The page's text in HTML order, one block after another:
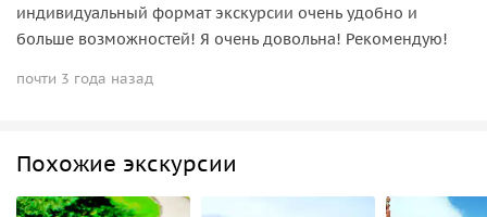
индивидуальный формат экскурсии очень удобно и
больше возможностей! Я очень довольна! Рекомендую!
почти 3 года назад
Похожие экскурсии